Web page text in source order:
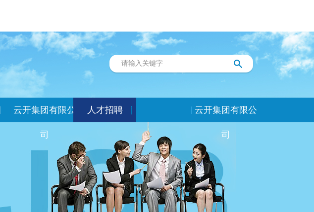
云开集团有限公
司
人才招聘 云开集团有限公
司